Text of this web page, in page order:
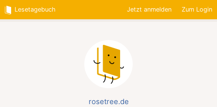
Lesetagebuch Jetzt anmelden Zum Login
rosetree.de